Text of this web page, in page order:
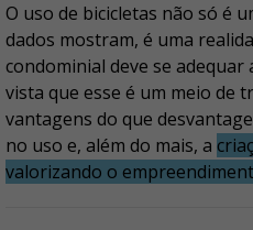
O uso de bicicletas não só é
dados mostram, é uma
condominial deve se
vista que esse é um meio de
vantagens do que
no uso e, além do mais, a
valorizando o